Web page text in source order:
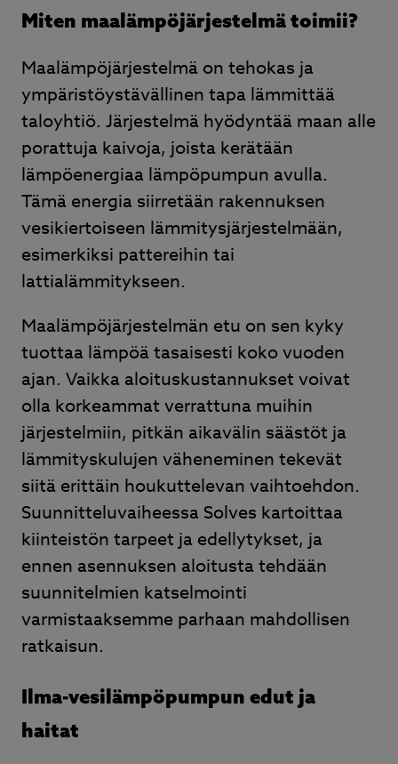
Miten maalämpöjärjestelmä toimii?
Maalämpöjärjestelmä on tehokas ja
ympäristöystävällinen tapa lämmittää
taloyhtiö. Järjestelmä hyödyntää maan alle
porattuja kaivoja, joista kerätään
lämpöenergiaa lämpöpumpun avulla.
Tämä energia siirretään rakennuksen
vesikiertoiseen lämmitysjärjestelmään,
esimerkiksi pattereihin tai
lattialämmitykseen.
Maalämpöjärjestelmän etu on sen kyky
tuottaa lämpöä tasaisesti koko vuoden
ajan. Vaikka aloituskustannukset voivat
olla korkeammat verrattuna muihin
järjestelmiin, pitkän aikavälin säästöt ja
lämmityskulujen väheneminen tekevät
siitä erittäin houkuttelevan vaihtoehdon.
Suunnitteluvaiheessa Solves kartoittaa
kiinteistön tarpeet ja edellytykset, ja
ennen asennuksen aloitusta tehdään
suunnitelmien katselmointi
varmistaaksemme parhaan mahdollisen
ratkaisun.
Ilma-vesilämpöpumpun edut ja
haitat